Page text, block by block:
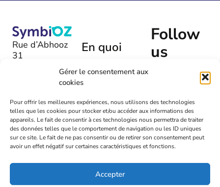
Gérer le consentement aux
cookies
Pour offrir les meilleures expériences, nous utilisons des technologies
telles que les cookies pour stocker et/ou accéder aux informations des
appareils. Le fait de consentir à ces technologies nous permettra de traiter
des données telles que le comportement de navigation ou les ID uniques
sur ce site. Le fait de ne pas consentir ou de retirer son consentement peut
avoir un effet négatif sur certaines caractéristiques et fonctions.
Accepter
Rue d’Abhooz
31
+32 (0)475
54 00 72
info@symbioz.org
En quoi
nous
vous aider
?
Laissez-
nous un
message
Follow
us